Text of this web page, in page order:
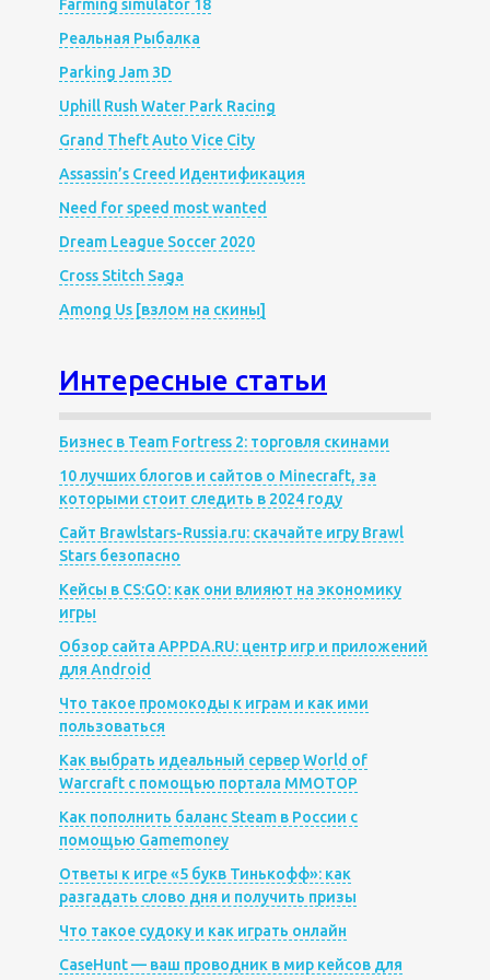
Farming simulator 18
Реальная Рыбалка
Parking Jam 3D
Uphill Rush Water Park Racing
Grand Theft Auto Vice City
Assassin’s Creed Идентификация
Need for speed most wanted
Dream League Soccer 2020
Cross Stitch Saga
Among Us [взлом на скины]
Интересные статьи
Бизнес в Team Fortress 2: торговля скинами
10 лучших блогов и сайтов о Minecraft, за
которыми стоит следить в 2024 году
Сайт Brawlstars-Russia.ru: скачайте игру Brawl
Stars безопасно
Кейсы в CS:GO: как они влияют на экономику
игры
Обзор сайта APPDA.RU: центр игр и приложений
для Android
Что такое промокоды к играм и как ими
пользоваться
Как выбрать идеальный сервер World of
Warcraft с помощью портала MMOTOP
Как пополнить баланс Steam в России с
помощью Gamemoney
Ответы к игре «5 букв Тинькофф»: как
разгадать слово дня и получить призы
Что такое судоку и как играть онлайн
CaseHunt — ваш проводник в мир кейсов для